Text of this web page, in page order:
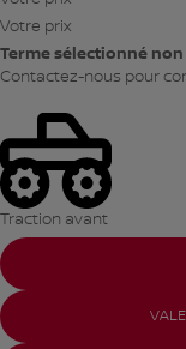
Votre prix
Terme sélectionné
Contactez-nous pour
Traction avant